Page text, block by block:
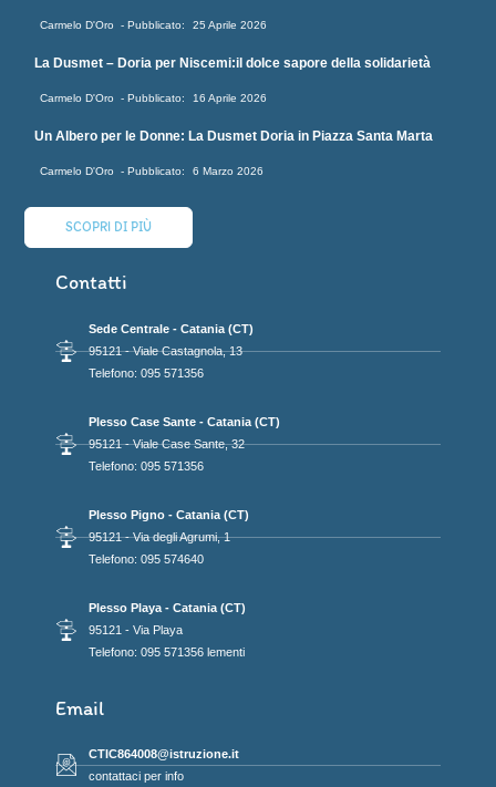
Carmelo D'Oro 25 Aprile 2026
La Dusmet – Doria per Niscemi:il dolce sapore della solidarietà
Carmelo D'Oro 16 Aprile 2026
Un Albero per le Donne: La Dusmet Doria in Piazza Santa Marta
Carmelo D'Oro 6 Marzo 2026
SCOPRI DI PIÙ
Contatti
Sede Centrale - Catania (CT)
95121 - Viale Castagnola, 13
Telefono: 095 571356
Plesso Case Sante - Catania (CT)
95121 - Viale Case Sante, 32
Telefono: 095 571356
Plesso Pigno - Catania (CT)
95121 - Via degli Agrumi, 1
Telefono: 095 574640
Plesso Playa - Catania (CT)
95121 - Via Playa
Telefono: 095 571356 lementi
Email
CTIC864008@istruzione.it
contattaci per info